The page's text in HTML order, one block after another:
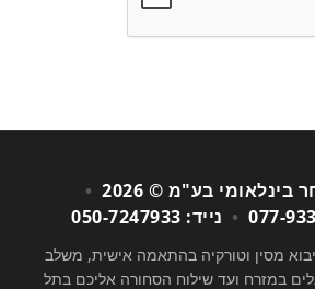
בע"מ © 2026
•
• נייד: 050-7247933
מסין וטורקיה בהתאמה אישית, משלב
במזרח ועד שילוח הסחורה אליכם בתל